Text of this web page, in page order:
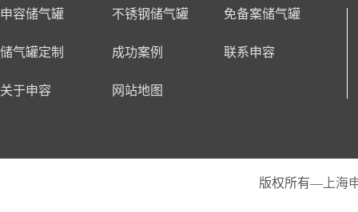
申容储气罐 不锈钢储气罐 免备案储气罐
储气罐定制 成功案例 联系申容
关于申容 网站地图
版权所有—上海